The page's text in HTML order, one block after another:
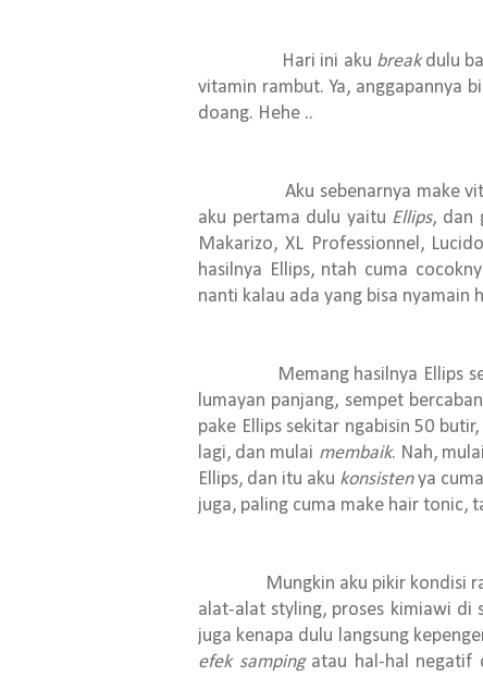
Hari ini aku breakdulu
vitamin rambut. Ya, anggapannya
doang. Hehe ..
Aku sebenarnya make
aku pertama dulu yaitu Ellips, dan
Makarizo, XL Professionnel,
hasilnya Ellips, ntah cuma
nanti kalau ada yang bisa nyamain
Memang hasilnya Ellips
lumayan panjang, sempet
pake Ellips sekitar ngabisin 50
lagi, dan mulai membaik. Nah,
Ellips, dan itu aku konsistenya
juga, paling cuma make hair tonic,
Mungkin aku pikir kondisi
alat-alat styling, proses kimiawi di
juga kenapa dulu langsung
efek sampingatau hal-hal negatif